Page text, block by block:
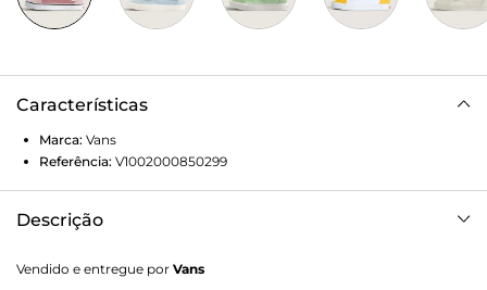
Características
Marca: Vans
Referência: V1002000850299
Descrição
como o primeiro tênis a trazer a icônica sidestripe, um
Vendido e entregue por Vans